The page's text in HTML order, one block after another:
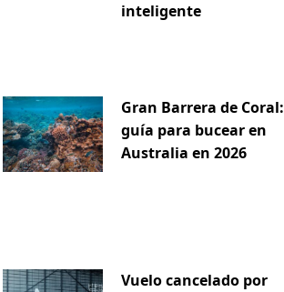
inteligente
Gran Barrera de Coral:
guía para bucear en
Australia en 2026
Vuelo cancelado por